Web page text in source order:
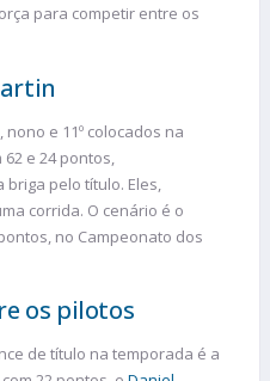
para competir entre os
e 11º colocados na
62 e 24 pontos,
pelo título. Eles,
corrida. O cenário é o
no Campeonato dos
os pilotos
de título na temporada é a